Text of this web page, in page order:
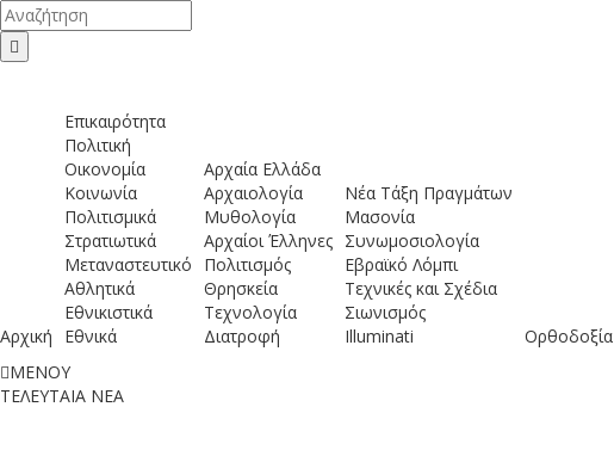
Αρχική
Επικαιρότητα
Πολιτική
Οικονομία
Κοινωνία
Πολιτισμικά
Στρατιωτικά
Μεταναστευτικό
Αθλητικά
Εθνικιστικά
Εθνικά
Αρχαία Ελλάδα
Αρχαιολογία
Μυθολογία
Αρχαίοι Έλληνες
Πολιτισμός
Θρησκεία
Τεχνολογία
Διατροφή
Νέα Τάξη Πραγμάτων
Μασονία
Συνωμοσιολογία
Εβραϊκό Λόμπι
Τεχνικές και Σχέδια
Σιωνισμός
Illuminati
Ορθοδοξία
ΜΕΝΟΥ
ΤΕΛΕΥΤΑΙΑ ΝΕΑ